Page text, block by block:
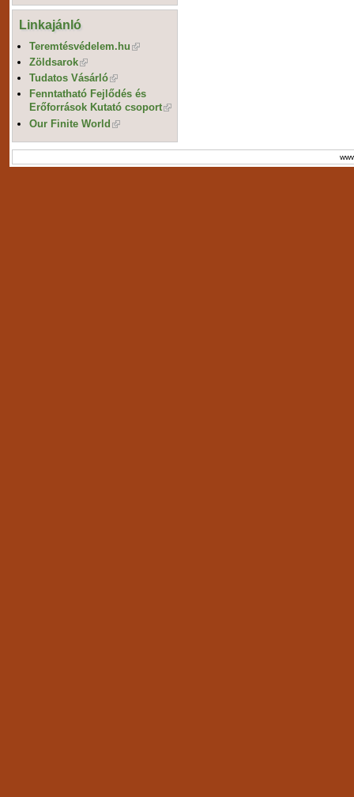
Linkajánló
Teremtésvédelem.hu
Zöldsarok
Tudatos Vásárló
Fenntatható Fejlődés és
Erőforrások Kutató csoport
Our Finite World